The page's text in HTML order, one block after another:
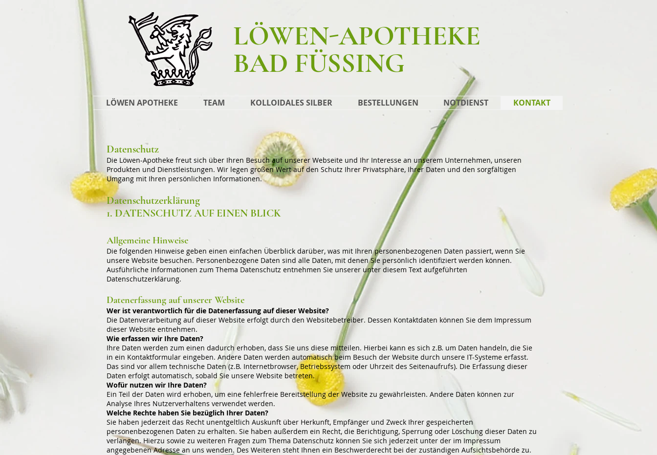
LÖWEN-APOTHEKE
BAD FÜSSING
LÖWEN APOTHEKE TEAM KOLLOIDALES SILBER BESTELLUNGEN NOTDIENST KONTAKT
Datenschutz
Die Löwen-Apotheke freut sich über Ihren Besuch auf unserer Webseite und Ihr Interesse an unserem Unternehmen, unseren
Produkten und Dienstleistungen. Wir legen großen Wert auf den Schutz Ihrer Privatsphäre, Ihrer Daten und den sorgfältigen
Umgang mit Ihren persönlichen Informationen.
Datenschutzerklärung
1. DATENSCHUTZ AUF EINEN BLICK
Allgemeine Hinweise
Die folgenden Hinweise geben einen einfachen Überblick darüber, was mit Ihren personenbezogenen Daten passiert, wenn Sie
unsere Website besuchen. Personenbezogene Daten sind alle Daten, mit denen Sie persönlich identifiziert werden können.
Ausführliche Informationen zum Thema Datenschutz entnehmen Sie unserer unter diesem Text aufgeführten
Datenschutzerklärung.
Datenerfassung auf unserer Website
Wer ist verantwortlich für die Datenerfassung auf dieser Website?
Die Datenverarbeitung auf dieser Website erfolgt durch den Websitebetreiber. Dessen Kontaktdaten können Sie dem Impressum
dieser Website entnehmen.
Wie erfassen wir Ihre Daten?
Ihre Daten werden zum einen dadurch erhoben, dass Sie uns diese mitteilen. Hierbei kann es sich z.B. um Daten handeln, die Sie
in ein Kontaktformular eingeben. Andere Daten werden automatisch beim Besuch der Website durch unsere IT-Systeme erfasst.
Das sind vor allem technische Daten (z.B. Internetbrowser, Betriebssystem oder Uhrzeit des Seitenaufrufs). Die Erfassung dieser
Daten erfolgt automatisch, sobald Sie unsere Website betreten.
Wofür nutzen wir Ihre Daten?
Ein Teil der Daten wird erhoben, um eine fehlerfreie Bereitstellung der Website zu gewährleisten. Andere Daten können zur
Analyse Ihres Nutzerverhaltens verwendet werden.
Welche Rechte haben Sie bezüglich Ihrer Daten?
Sie haben jederzeit das Recht unentgeltlich Auskunft über Herkunft, Empfänger und Zweck Ihrer gespeicherten
personenbezogenen Daten zu erhalten. Sie haben außerdem ein Recht, die Berichtigung, Sperrung oder Löschung dieser Daten zu
verlangen. Hierzu sowie zu weiteren Fragen zum Thema Datenschutz können Sie sich jederzeit unter der im Impressum
angegebenen Adresse an uns wenden. Des Weiteren steht Ihnen ein Beschwerderecht bei der zuständigen Aufsichtsbehörde zu.